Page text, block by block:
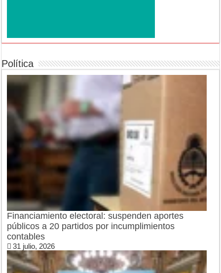
Política
Financiamiento electoral: suspenden aportes
públicos a 20 partidos por incumplimientos
contables
31 julio, 2026